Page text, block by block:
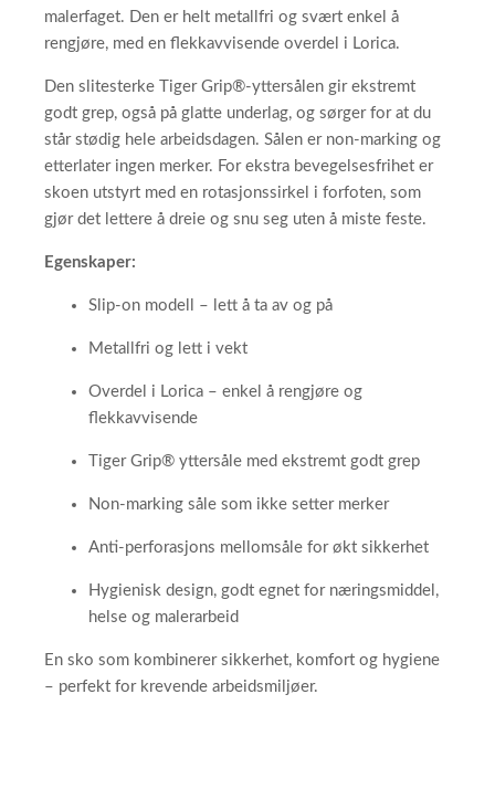
malerfaget. Den er helt metallfri og svært enkel å
rengjøre, med en flekkavvisende overdel i Lorica.
Den slitesterke Tiger Grip®-yttersålen gir ekstremt
godt grep, også på glatte underlag, og sørger for at du
står stødig hele arbeidsdagen. Sålen er non-marking og
etterlater ingen merker. For ekstra bevegelsesfrihet er
skoen utstyrt med en rotasjonssirkel i forfoten, som
gjør det lettere å dreie og snu seg uten å miste feste.
Egenskaper:
Slip-on modell – lett å ta av og på
Metallfri og lett i vekt
Overdel i Lorica – enkel å rengjøre og
flekkavvisende
Tiger Grip® yttersåle med ekstremt godt grep
Non-marking såle som ikke setter merker
Anti-perforasjons mellomsåle for økt sikkerhet
Hygienisk design, godt egnet for næringsmiddel,
helse og malerarbeid
En sko som kombinerer sikkerhet, komfort og hygiene
– perfekt for krevende arbeidsmiljøer.